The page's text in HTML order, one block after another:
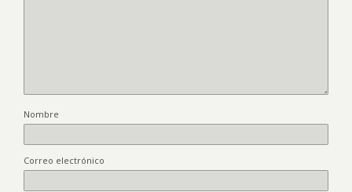
Nombre
Correo electrónico